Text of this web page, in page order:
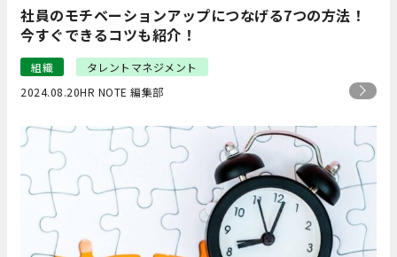
社員のモチベーションアップにつなげる7つの方法！
今すぐできるコツも紹介！
組織
タレントマネジメント
2024.08.20HR NOTE 編集部